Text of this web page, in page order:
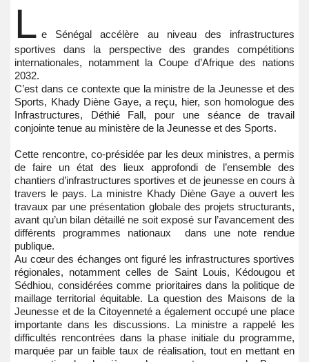
L e Sénégal accélère au niveau des infrastructures
sportives dans la perspective des grandes compétitions
internationales, notamment la Coupe d’Afrique des nations
2032.
C’est dans ce contexte que la ministre de la Jeunesse et des
Sports, Khady Diène Gaye, a reçu, hier, son homologue des
Infrastructures, Déthié Fall, pour une séance de travail
conjointe tenue au ministère de la Jeunesse et des Sports.
Cette rencontre, co-présidée par les deux ministres, a permis
de faire un état des lieux approfondi de l’ensemble des
chantiers d’infrastructures sportives et de jeunesse en cours à
travers le pays. La ministre Khady Diène Gaye a ouvert les
travaux par une présentation globale des projets structurants,
avant qu’un bilan détaillé ne soit exposé sur l’avancement des
différents programmes nationaux dans une note rendue
publique.
Au cœur des échanges ont figuré les infrastructures sportives
régionales, notamment celles de Saint Louis, Kédougou et
Sédhiou, considérées comme prioritaires dans la politique de
maillage territorial équitable. La question des Maisons de la
Jeunesse et de la Citoyenneté a également occupé une place
importante dans les discussions. La ministre a rappelé les
difficultés rencontrées dans la phase initiale du programme,
marquée par un faible taux de réalisation, tout en mettant en